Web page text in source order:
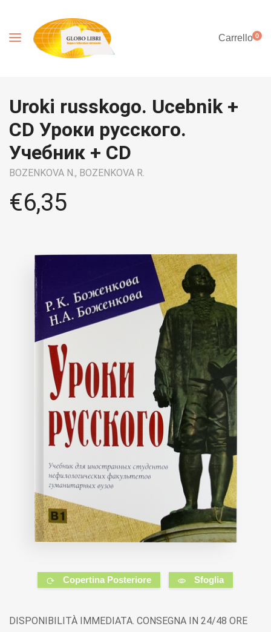
Carrello0
Uroki russkogo. Ucebnik +
CD Уроки русского.
Учебник + CD
BOZENKOVA N., BOZENKOVA R.
€6,35
Copertina Posteriore Sfoglia
DISPONIBILITÀ IMMEDIATA. CONSEGNA IN 24/48 ORE